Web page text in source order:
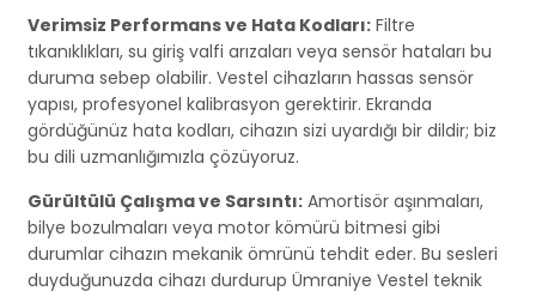
Verimsiz Performans ve Hata Kodları: Filtre
tıkanıklıkları, su giriş valfi arızaları veya sensör hataları bu
duruma sebep olabilir. Vestel cihazların hassas sensör
yapısı, profesyonel kalibrasyon gerektirir. Ekranda
gördüğünüz hata kodları, cihazın sizi uyardığı bir dildir; biz
bu dili uzmanlığımızla çözüyoruz.
Gürültülü Çalışma ve Sarsıntı: Amortisör aşınmaları,
bilye bozulmaları veya motor kömürü bitmesi gibi
durumlar cihazın mekanik ömrünü tehdit eder. Bu sesleri
duyduğunuzda cihazı durdurup Ümraniye Vestel teknik